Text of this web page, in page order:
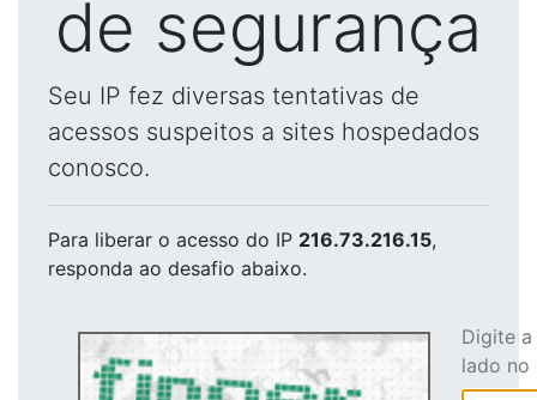
de segurança
Seu IP fez diversas tentativas de
acessos suspeitos a sites hospedados
conosco.
Para liberar o acesso do IP 216.73.216.15,
responda ao desafio abaixo.
Digite
lado no